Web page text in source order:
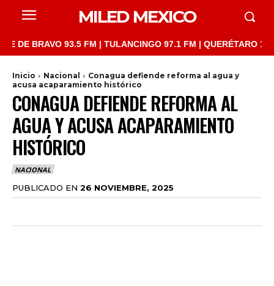
MILED MEXICO
93.5 FM | TULANCINGO 97.1 FM | QUERÉTARO 103.1
Inicio Nacional
Conagua defiende reforma al agua y
acusa acaparamiento histórico
CONAGUA DEFIENDE REFORMA AL
AGUA Y ACUSA ACAPARAMIENTO
HISTÓRICO
NACIONAL
PUBLICADO EN 26 NOVIEMBRE, 2025